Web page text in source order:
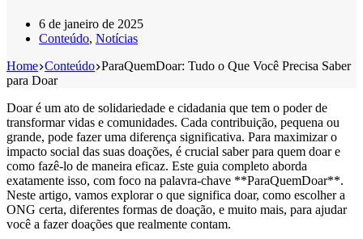
6 de janeiro de 2025
Conteúdo, Notícias
Home Conteúdo ParaQuemDoar: Tudo o Que Você Precisa Saber
para Doar
Doar é um ato de solidariedade e cidadania que tem o poder de
transformar vidas e comunidades. Cada contribuição, pequena ou
grande, pode fazer uma diferença significativa. Para maximizar o
impacto social das suas doações, é crucial saber para quem doar e
como fazê-lo de maneira eficaz. Este guia completo aborda
exatamente isso, com foco na palavra-chave **ParaQuemDoar**.
Neste artigo, vamos explorar o que significa doar, como escolher a
ONG certa, diferentes formas de doação, e muito mais, para ajudar
você a fazer doações que realmente contam.